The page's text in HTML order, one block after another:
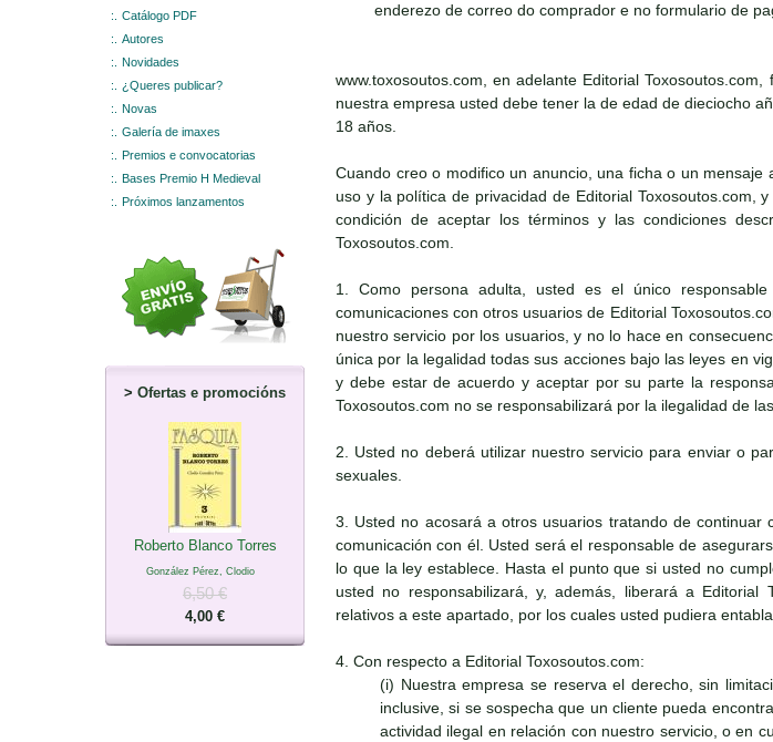
:.
Catálogo PDF
:.
Autores
:.
Novidades
:.
¿Queres publicar?
:.
Novas
:.
Galería de imaxes
:.
Premios e convocatorias
:.
Bases Premio H Medieval
:.
Próximos lanzamentos
> Ofertas e promocións
Roberto Blanco Torres
González Pérez, Clodio
6,50 €
4,00 €
enderezo de correo do comprador e no formulario de
www.toxosoutos.com, en adelante Editorial
nuestra empresa usted debe tener la de edad de dieciocho
18 años.
Cuando creo o modifico un anuncio, una ficha o un
uso y la política de privacidad de Editorial Toxosoutos.com,
condición de aceptar los términos y las condiciones
Toxosoutos.com.
1. Como persona adulta, usted es el único
comunicaciones con otros usuarios de Editorial
nuestro servicio por los usuarios, y no lo hace en
única por la legalidad todas sus acciones bajo las leyes en
y debe estar de acuerdo y aceptar por su parte la
Toxosoutos.com no se responsabilizará por la ilegalidad de
2. Usted no deberá utilizar nuestro servicio para enviar o
sexuales.
3. Usted no acosará a otros usuarios tratando de
comunicación con él. Usted será el responsable de
lo que la ley establece. Hasta el punto que si usted no
usted no responsabilizará, y, además, liberará a Editorial
relativos a este apartado, por los cuales usted pudiera
4. Con respecto a Editorial Toxosoutos.com:
(i) Nuestra empresa se reserva el derecho, sin
inclusive, si se sospecha que un cliente pueda
actividad ilegal en relación con nuestro servicio, o en